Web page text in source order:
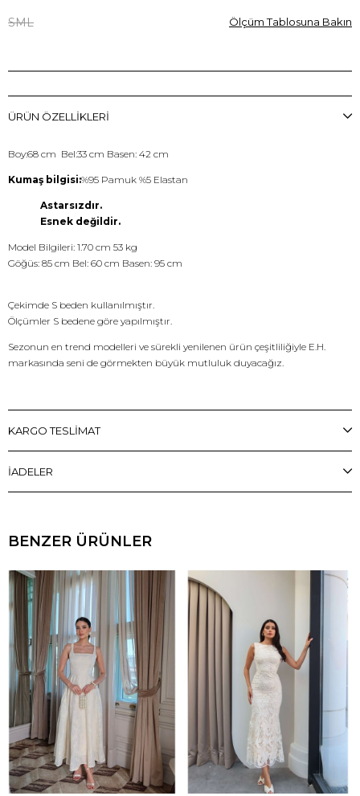
SML Ölçüm Tablosuna Bakın
ÜRÜN ÖZELLIKLERI
Boy:68 cm Bel:33 cm Basen: 42 cm
Kumaş bilgisi:%95 Pamuk %5 Elastan
Astarsızdır.
Esnek değildir.
Model Bilgileri: 1.70 cm 53 kg
Göğüs: 85 cm Bel: 60 cm Basen: 95 cm
Çekimde S beden kullanılmıştır.
Ölçümler S bedene göre yapılmıştır.
Sezonun en trend modelleri ve sürekli yenilenen ürün çeşitliliğiyle E.H.
markasında seni de görmekten büyük mutluluk duyacağız.
KARGO TESLİMAT
İADELER
BENZER ÜRÜNLER